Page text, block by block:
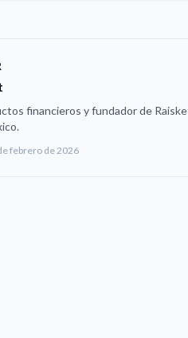
financieros y fundador de
febrero de 2026